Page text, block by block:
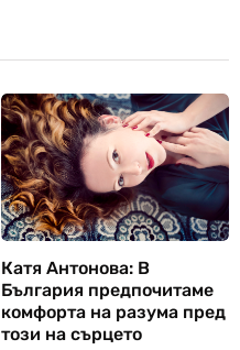
Катя Антонова: В
България предпочитаме
комфорта на разума пред
този на сърцето